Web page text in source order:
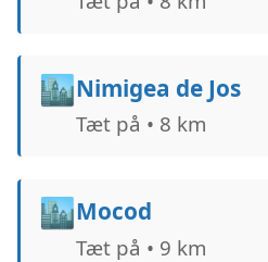
🏙️Nimigea de Jos
Tæt på • 8 km
🏙️Mocod
Tæt på • 9 km